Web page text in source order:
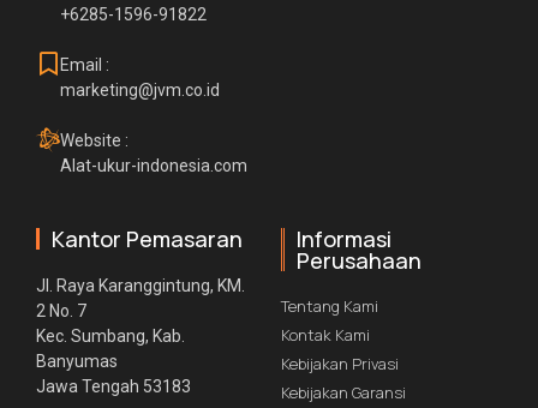
+6285-1596-91822
Email :
marketing@jvm.co.id
Website :
Alat-ukur-indonesia.com
Kantor Pemasaran
Jl. Raya Karanggintung, KM.
2 No. 7
Kec. Sumbang, Kab.
Banyumas
Jawa Tengah 53183
Informasi
Perusahaan
Tentang Kami
Kontak Kami
Kebijakan Privasi
Kebijakan Garansi